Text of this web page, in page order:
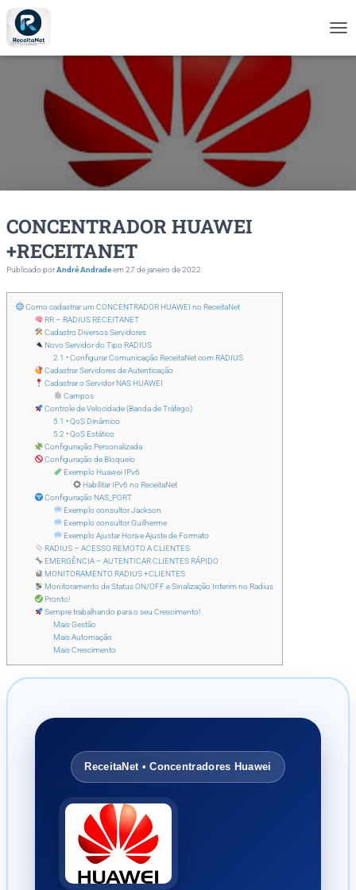
L
V
CONCENTRADOR HUAWEI
+RECEITANET
Publicado porAndré Andradeem27 de janeiro de 2022
Como cadastrar um CONCENTRADOR HUAWEI no ReceitaNet
RR – RADIUS RECEITANET
Cadastro Diversos Servidores
Novo Servidor do Tipo RADIUS
2.1 • Configurar Comunicação ReceitaNet com RADIUS
Cadastrar Servidores de Autenticação
Cadastrar o Servidor NAS HUAWEI
Campos
Controle de Velocidade (Banda de Tráfego)
5.1 • QoS Dinâmico
5.2 • QoS Estático
Configuração Personalizada
Configuração de Bloqueio
Exemplo Huawei IPv6
Habilitar IPv6 no ReceitaNet
Configuração NAS_PORT
Exemplo consultor Jackson
Exemplo consultor Guilherme
Exemplo Ajustar Hora e Ajuste de Formato
RADIUS – ACESSO REMOTO A CLIENTES
EMERGÊNCIA – AUTENTICAR CLIENTES RÁPIDO
MONITORAMENTO RADIUS +CLIENTES
Monitoramento de Status ON/OFF e Sinalização Interim no Radius
Pronto!
Sempre trabalhando para o seu Crescimento!
Mais Gestão
Mais Automação
Mais Crescimento
ReceitaNet • Concentradores Huawei